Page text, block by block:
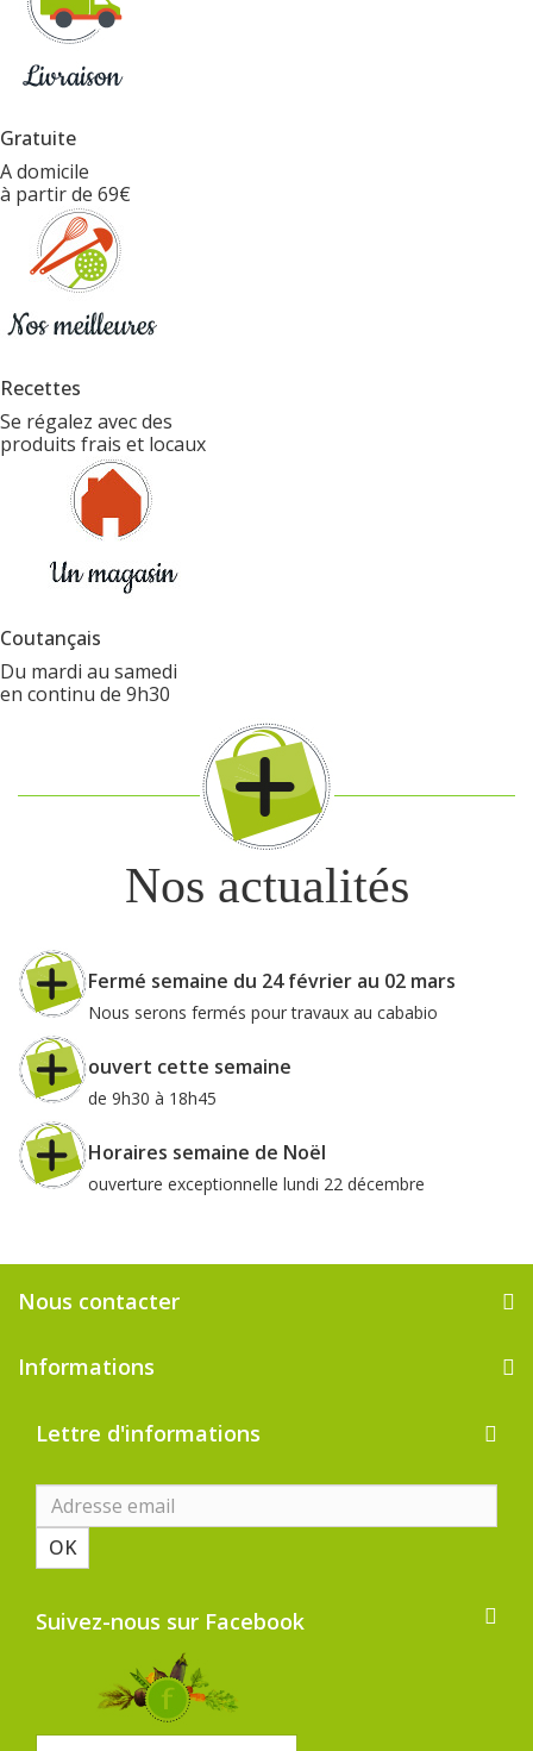
Gratuite
A domicile
à partir de 69€
Recettes
Se régalez avec des
produits frais et locaux
Coutançais
Du mardi au samedi
en continu de 9h30
Nos actualités
Fermé semaine du 24 février au 02 mars
Nous serons fermés pour travaux au cababio
ouvert cette semaine
de 9h30 à 18h45
Horaires semaine de Noël
ouverture exceptionnelle lundi 22 décembre
Nous contacter
Informations
Lettre d'informations
OK
Suivez-nous sur Facebook